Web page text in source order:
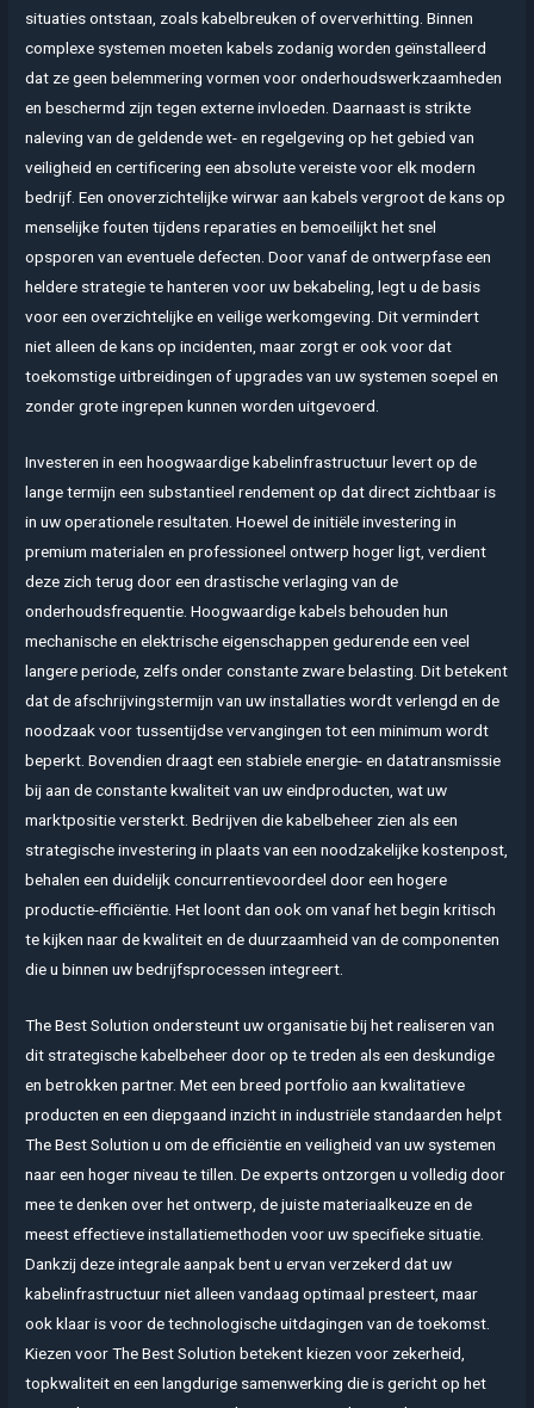
situaties ontstaan, zoals kabelbreuken of oververhitting. Binnen
complexe systemen moeten kabels zodanig worden geïnstalleerd
dat ze geen belemmering vormen voor onderhoudswerkzaamheden
en beschermd zijn tegen externe invloeden. Daarnaast is strikte
naleving van de geldende wet- en regelgeving op het gebied van
veiligheid en certificering een absolute vereiste voor elk modern
bedrijf. Een onoverzichtelijke wirwar aan kabels vergroot de kans op
menselijke fouten tijdens reparaties en bemoeilijkt het snel
opsporen van eventuele defecten. Door vanaf de ontwerpfase een
heldere strategie te hanteren voor uw bekabeling, legt u de basis
voor een overzichtelijke en veilige werkomgeving. Dit vermindert
niet alleen de kans op incidenten, maar zorgt er ook voor dat
toekomstige uitbreidingen of upgrades van uw systemen soepel en
zonder grote ingrepen kunnen worden uitgevoerd.
Investeren in een hoogwaardige kabelinfrastructuur levert op de
lange termijn een substantieel rendement op dat direct zichtbaar is
in uw operationele resultaten. Hoewel de initiële investering in
premium materialen en professioneel ontwerp hoger ligt, verdient
deze zich terug door een drastische verlaging van de
onderhoudsfrequentie. Hoogwaardige kabels behouden hun
mechanische en elektrische eigenschappen gedurende een veel
langere periode, zelfs onder constante zware belasting. Dit betekent
dat de afschrijvingstermijn van uw installaties wordt verlengd en de
noodzaak voor tussentijdse vervangingen tot een minimum wordt
beperkt. Bovendien draagt een stabiele energie- en datatransmissie
bij aan de constante kwaliteit van uw eindproducten, wat uw
marktpositie versterkt. Bedrijven die kabelbeheer zien als een
strategische investering in plaats van een noodzakelijke kostenpost,
behalen een duidelijk concurrentievoordeel door een hogere
productie-efficiëntie. Het loont dan ook om vanaf het begin kritisch
te kijken naar de kwaliteit en de duurzaamheid van de componenten
die u binnen uw bedrijfsprocessen integreert.
The Best Solution ondersteunt uw organisatie bij het realiseren van
dit strategische kabelbeheer door op te treden als een deskundige
en betrokken partner. Met een breed portfolio aan kwalitatieve
producten en een diepgaand inzicht in industriële standaarden helpt
The Best Solution u om de efficiëntie en veiligheid van uw systemen
naar een hoger niveau te tillen. De experts ontzorgen u volledig door
mee te denken over het ontwerp, de juiste materiaalkeuze en de
meest effectieve installatiemethoden voor uw specifieke situatie.
Dankzij deze integrale aanpak bent u ervan verzekerd dat uw
kabelinfrastructuur niet alleen vandaag optimaal presteert, maar
ook klaar is voor de technologische uitdagingen van de toekomst.
Kiezen voor The Best Solution betekent kiezen voor zekerheid,
topkwaliteit en een langdurige samenwerking die is gericht op het